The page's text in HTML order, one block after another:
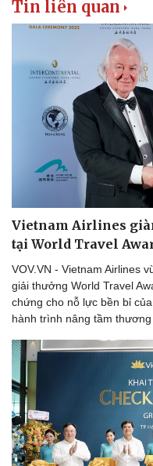
Tin liên quan
Vietnam Airlines
tại World Travel
VOV.VN - Vietnam Airlines
giải thưởng World Travel
chứng cho nỗ lực bền bỉ
hành trình nâng tầm thương